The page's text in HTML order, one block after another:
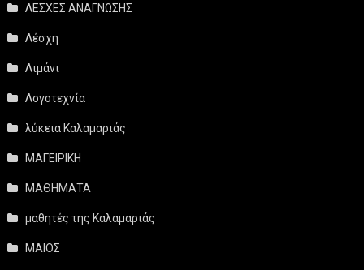
ΛΕΣΧΕΣ ΑΝΑΓΝΩΣΗΣ
Λέσχη
Λιμάνι
Λογοτεχνία
λύκεια Καλαμαριάς
ΜΑΓΕΙΡΙΚΗ
ΜΑΘΗΜΑΤΑ
μαθητές της Καλαμαριάς
ΜΑΙΟΣ